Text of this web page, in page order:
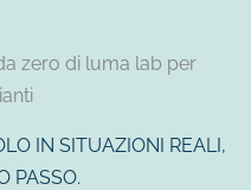
zero di luma lab per
IN SITUAZIONI REALI,
PASSO.